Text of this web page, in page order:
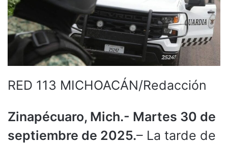
RED 113 MICHOACÁN/Redacción
Zinapécuaro, Mich.- Martes 30 de
septiembre de 2025.– La tarde de